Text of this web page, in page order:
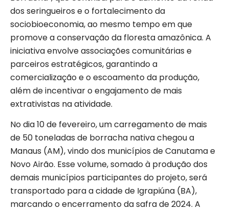
dos seringueiros e o fortalecimento da
sociobioeconomia, ao mesmo tempo em que
promove a conservação da floresta amazônica. A
iniciativa envolve associações comunitárias e
parceiros estratégicos, garantindo a
comercialização e o escoamento da produção,
além de incentivar o engajamento de mais
extrativistas na atividade.
No dia 10 de fevereiro, um carregamento de mais
de 50 toneladas de borracha nativa chegou a
Manaus (AM), vindo dos municípios de Canutama e
Novo Airão. Esse volume, somado à produção dos
demais municípios participantes do projeto, será
transportado para a cidade de Igrapiúna (BA),
marcando o encerramento da safra de 2024. A